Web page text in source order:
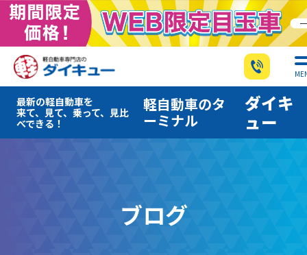
最新の軽自動車を
来て、見て、乗って、見比
べできる！
軽自動車のタ
ーミナル
ダイキ
ュー
ブログ